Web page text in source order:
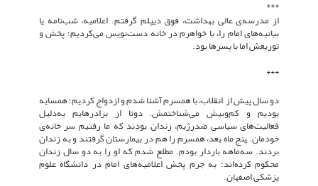
***
از مدرسه‌ی عالی بهداشت، فوق دیپلم گرفتم. اعلامیه، شب‌نامه یا
بیانیه‌های امام را، با خواهرم در خانه دست‌نویس می‌کردیم؛ پخش و
توزیعش اما با پسرها بود.
***
دو سال پیش از انقلاب، با همسرم آشنا شدم و ازدواج کردیم؛ همسایه
بودیم و کم‌وبیش می‌شناختمش. دوتا از برادرهایم به‌دلیل
فعالیت‌های سیاسی ضدرژیم، زندان بودند که ما رفتیم سر خانه‌ی
خودمان. پنج ماه بعد، همسرم را هم در بیمارستان گرفتند و به زندان
بردند. سه‌ماهه باردار بودم. مطلع شدم که او را به دو سال زندان
محکوم کرده‌اند؛ به جرم پخش اعلامیه‌های امام در دانشگاه علوم
پزشکی اصفهان.